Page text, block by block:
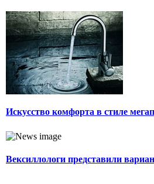
Искусство комфорта в стиле
Вексиллологи представили